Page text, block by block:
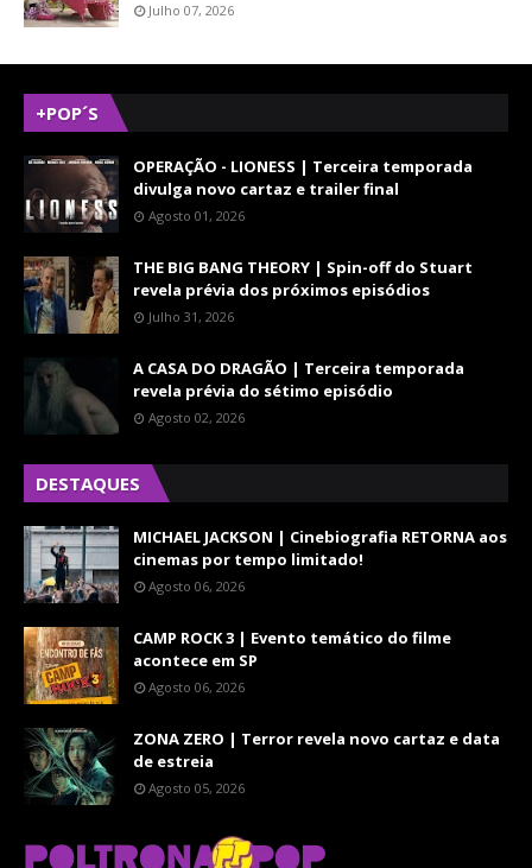
Julho 07, 2026
+POP´S
OPERAÇÃO - LIONESS | Terceira temporada
divulga novo cartaz e trailer final
Agosto 01, 2026
THE BIG BANG THEORY | Spin-off do Stuart
revela prévia dos próximos episódios
Julho 31, 2026
A CASA DO DRAGÃO | Terceira temporada
revela prévia do sétimo episódio
Agosto 02, 2026
DESTAQUES
MICHAEL JACKSON | Cinebiografia RETORNA aos
cinemas por tempo limitado!
Agosto 06, 2026
CAMP ROCK 3 | Evento temático do filme
acontece em SP
Agosto 06, 2026
ZONA ZERO | Terror revela novo cartaz e data
de estreia
Agosto 05, 2026